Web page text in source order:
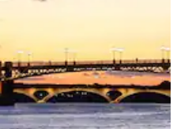
y hacia abajo, o bien tocando